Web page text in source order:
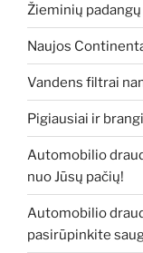
Žieminių
Naujos
Vandens filtrai
Pigiausiai ir
Automobilio
nuo Jūsų pačių!
Automobilio
pasirūpinkite